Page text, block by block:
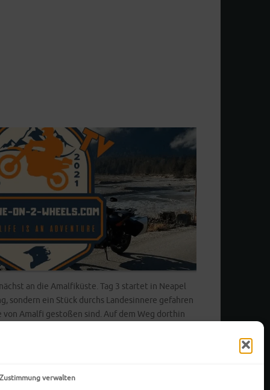
verwalten
an die Amalfiküste. Tag 3 startet in Neapel
sondern ein Stück durchs Landesinnere gefahren
Amalfi gestoßen sind. Auf dem Weg dorthin
Landschaft mit…